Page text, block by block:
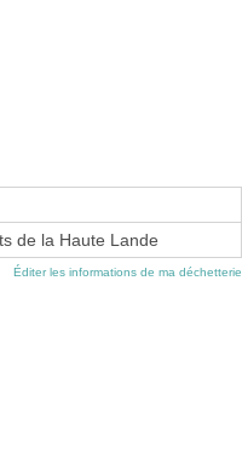
de la Haute Lande
Éditer les informations de ma déchetterie